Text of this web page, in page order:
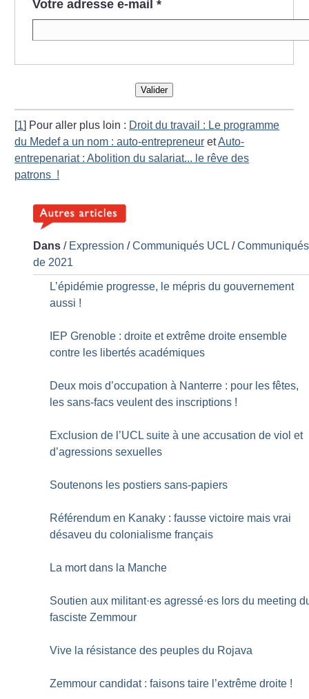
Votre adresse e-mail *
Valider
1 Pour aller plus loin : Droit du travail : Le programme
du Medef a un nom : auto-entrepreneur etAuto-
entrepenariat : Abolition du salariat... le rêve des
patrons !
Dans / Expression /Communiqués UCL /Communiqués
de 2021
L’épidémie progresse, le mépris du gouvernement
aussi !
IEP Grenoble : droite et extrême droite ensemble
contre les libertés académiques
Deux mois d’occupation à Nanterre : pour les fêtes,
les sans-facs veulent des inscriptions !
Exclusion de l’UCL suite à une accusation de viol et
d’agressions sexuelles
Soutenons les postiers sans-papiers
Référendum en Kanaky : fausse victoire mais vrai
désaveu du colonialisme français
La mort dans la Manche
Soutien aux militant·es agressé·es lors du meeting
fasciste Zemmour
Vive la résistance des peuples du Rojava
Zemmour candidat : faisons taire l’extrême droite !